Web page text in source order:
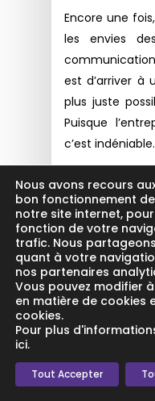
Encore une
les envies
est d’arriver à
plus juste
Puisque
c’est indéniable.
Pour que tout
il faut que les
comprennent
autres,
fonctionne
C’est
changer
des choses qui
Nous avons recours
bon fonctionnement
notre site internet,
fonction de votre
trafic. Nous
quant à votre
nos partenaires
Vous pouvez modifier
en matière de cookies
cookies.
Pour plus
ici.
Tout Accepter